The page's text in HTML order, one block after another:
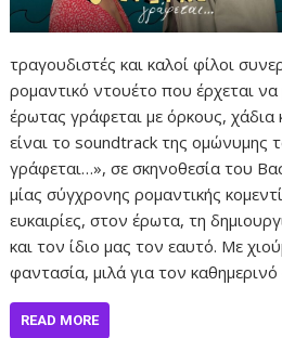
τραγουδιστές και καλοί φίλοι
ρομαντικό ντουέτο που έρχεται
έρωτας γράφεται με όρκους, χάδια
είναι το soundtrack της ομώνυμης
γράφεται…», σε σκηνοθεσία του
μίας σύγχρονης ρομαντικής
ευκαιρίες, στον έρωτα, τη
και τον ίδιο μας τον εαυτό. Με
φαντασία, μιλά για τον
READ MORE